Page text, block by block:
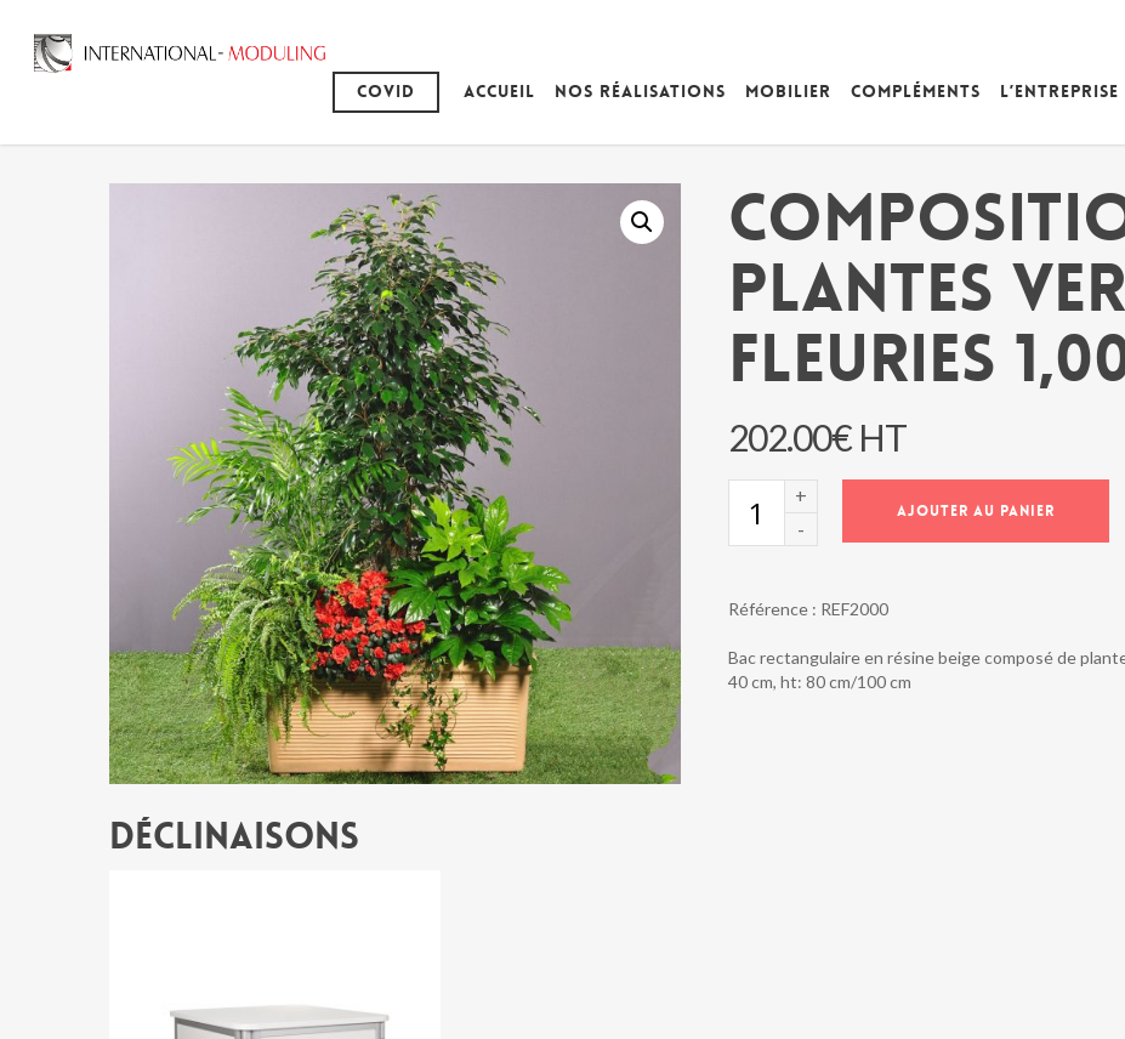
Covid Accueil Nos réalisations Mobilier Compléments L’entreprise
PLANTES
FLEURIES
202.00€ HT
COMPOSITION
ET
1,00M
AJOUTER AU PANIER
Référence : REF2000
Bac rectangulaire en résine beige composé de
40 cm, ht: 80 cm/100 cm
Déclinaisons